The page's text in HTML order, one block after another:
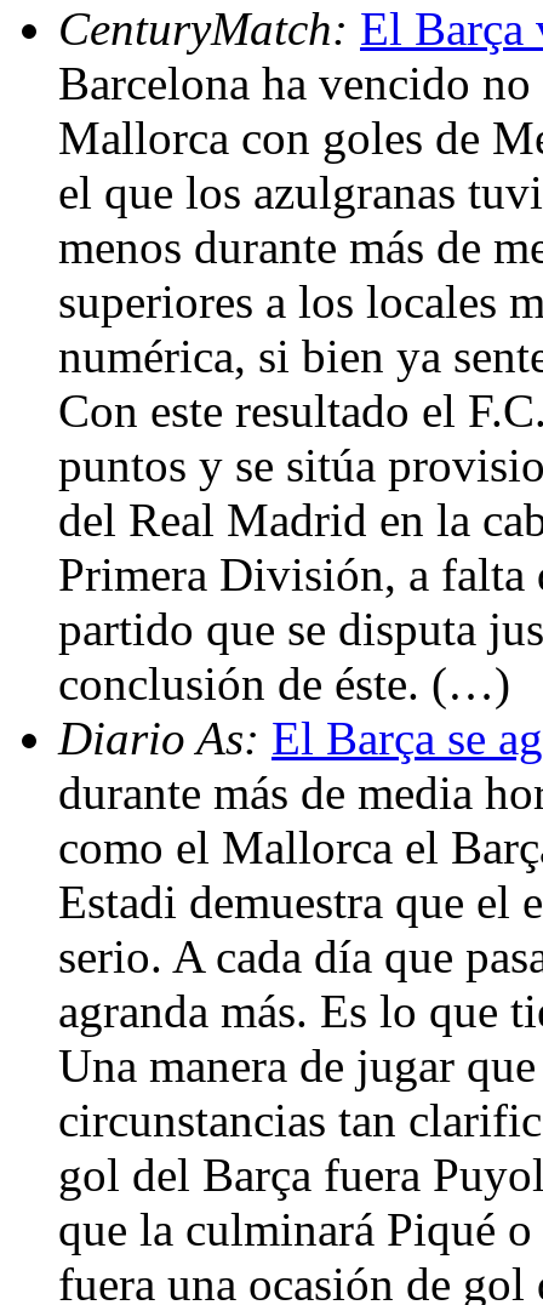
CenturyMatch: El Barça
Barcelona ha vencido
Mallorca con goles de
el que los azulgranas
menos durante más de
superiores a los locales
numérica, si bien ya
Con este resultado el
puntos y se sitúa
del Real Madrid en la
Primera División, a falta
partido que se disputa
conclusión de éste. (…)
Diario As: El Barça se
durante más de media
como el Mallorca el
Estadi demuestra que el
serio. A cada día que
agranda más. Es lo que
Una manera de jugar
circunstancias tan
gol del Barça fuera
que la culminará Piqué
fuera una ocasión de